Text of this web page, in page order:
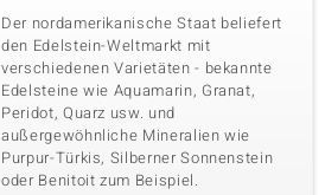
Der nordamerikanische Staat beliefert
den Edelstein-Weltmarkt mit
verschiedenen Varietäten - bekannte
Edelsteine wie Aquamarin, Granat,
Peridot, Quarz usw. und
außergewöhnliche Mineralien wie
Purpur-Türkis, Silberner Sonnenstein
oder Benitoit zum Beispiel.